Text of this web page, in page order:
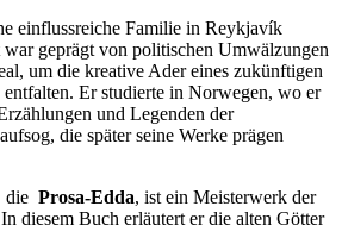
einflussreiche ⁢Familie​ in Reykjavík
geprägt von⁤ politischen Umwälzungen
um⁢ die⁢ kreative⁢ Ader eines ⁣zukünftigen
entfalten. Er ‍studierte in Norwegen, wo er
⁤und Legenden ⁤der
‍die später seine⁢ Werke prägen
Prosa-Edda, ‍ist ein Meisterwerk der⁢
diesem Buch erläutert er die⁢ alten ‌Götter